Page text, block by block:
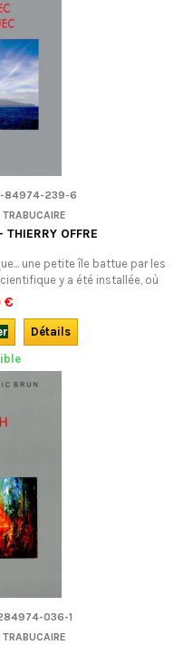
84974-239-6
TRABUCAIRE
OFFRE
une petite île battue par les
y a été installée, où
a séjourné le temps d’un
"lieu de nulle part", entre paradis
occitan (provençal).
€
Détails
036-1
TRABUCAIRE